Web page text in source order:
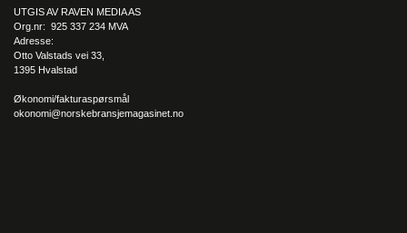
UTGIS AV RAVEN MEDIA AS
Org.nr: 925 337 234 MVA
Adresse:
Otto Valstads vei 33,
1395 Hvalstad
Økonomi/fakturaspørsmål
okonomi@norskebransjemagasinet.no